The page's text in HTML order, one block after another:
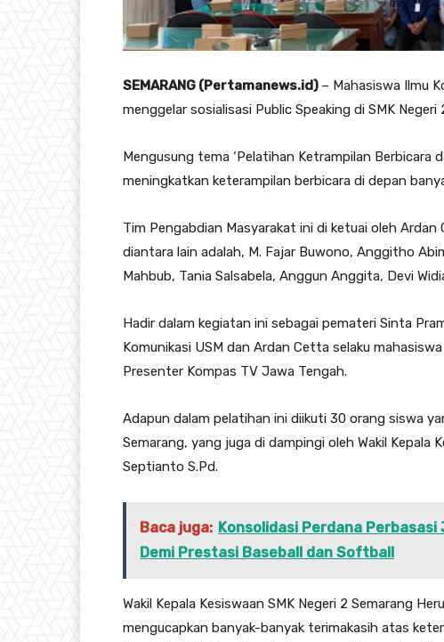
SEMARANG (Pertamanews.id) – Mahasiswa Ilmu
menggelar sosialisasi Public Speaking di SMK
Mengusung tema ‘Pelatihan Ketrampilan Berbicara
meningkatkan keterampilan berbicara di depan
Tim Pengabdian Masyarakat ini di ketuai oleh
diantara lain adalah, M. Fajar Buwono, Anggitho
Mahbub, Tania Salsabela, Anggun Anggita, Devi
Hadir dalam kegiatan ini sebagai pemateri Sinta
Komunikasi USM dan Ardan Cetta selaku
Presenter Kompas TV Jawa Tengah.
Adapun dalam pelatihan ini diikuti 30 orang siswa
Semarang, yang juga di dampingi oleh Wakil Kepala
Septianto S.Pd.
Baca juga: Konsolidasi Perdana
Demi Prestasi Baseball dan Softball
Wakil Kepala Kesiswaan SMK Negeri 2 Semarang
mengucapkan banyak-banyak terimakasih atas